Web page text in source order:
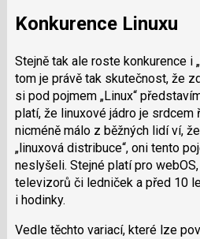
Konkurence Linuxu
Stejně tak ale roste konkurence i
tom je právě tak skutečnost, že
si pod pojmem „Linux“
platí, že linuxové jádro je srdcem
nicméně málo z běžných lidí ví,
„linuxová distribuce“, oni tento
neslyšeli. Stejné platí pro
televizorů či ledniček a před 10
i hodinky.
Vedle těchto variací, které lze